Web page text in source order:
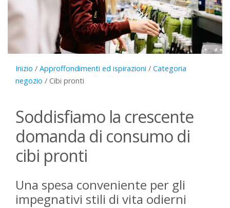
Inizio / Approffondimenti ed ispirazioni / Categoria
negozio / Cibi pronti
Soddisfiamo la crescente
domanda di consumo di
cibi pronti
Una spesa conveniente per gli
impegnativi stili di vita odierni